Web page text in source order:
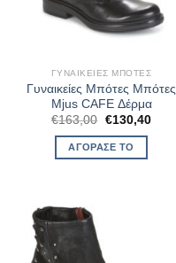
ΓΥΝΑΙΚΕΊΕΣ ΜΠΌΤΕΣ
Γυναικείες Μπότες Μπότες
Mjus CAFE Δέρμα
€163,00 Original
was:
€163,00.
€130,40Η
ΑΓΌΡΑΣΈ ΤΟ